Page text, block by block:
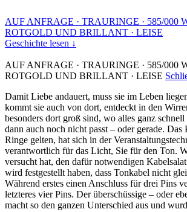
AUF ANFRAGE · TRAURINGE · 585/000
ROTGOLD UND BRILLANT · LEISE
Geschichte lesen ↓
AUF ANFRAGE · TRAURINGE · 585/000
ROTGOLD UND BRILLANT · LEISE
Damit Liebe andauert, muss sie im Leben
kommt sie auch von dort, entdeckt in den
besonders dort groß sind, wo alles ganz schnell
dann auch noch nicht passt – oder gerade. Das
Ringe gelten, hat sich in der
verantwortlich für das Licht, Sie für den Ton.
versucht hat, den dafür notwendigen
wird festgestellt haben, dass Tonkabel nicht
Während erstes einen Anschluss für drei Pins
letzteres vier Pins. Der überschüssige – oder
macht so den ganzen Unterschied aus und